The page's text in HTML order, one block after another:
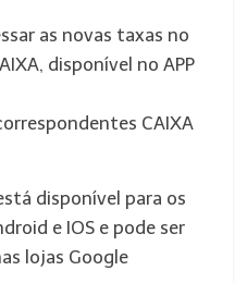
as novas taxas no
disponível no APP
CAIXA
disponível para os
e IOS e pode ser
lojas Google